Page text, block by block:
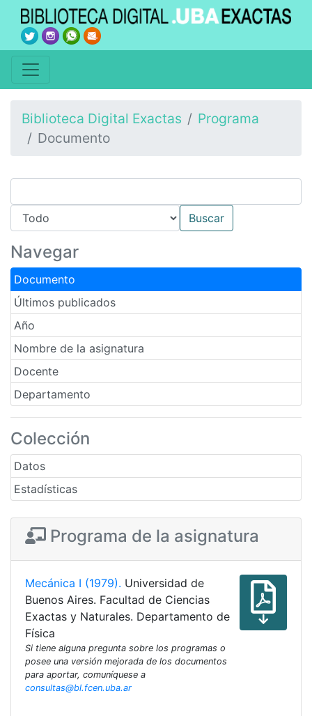
Biblioteca Digital Exactas
Programa
Documento
Navegar
Documento
Últimos publicados
Año
Nombre de la asignatura
Docente
Departamento
Colección
Datos
Estadísticas
Programa de la asignatura
Mecánica I (1979). Universidad de
Buenos Aires. Facultad de Ciencias
Exactas y Naturales. Departamento de
Física
Si tiene alguna pregunta sobre los programas o
posee una versión mejorada de los documentos
para aportar, comuníquese a
consultas@bl.fcen.uba.ar